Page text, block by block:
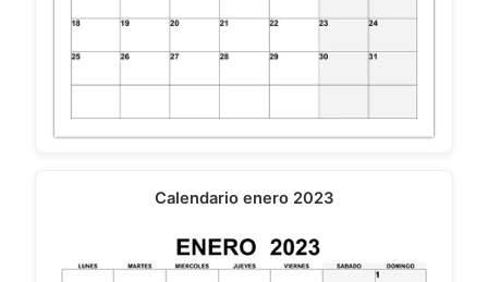
Calendario enero 2023